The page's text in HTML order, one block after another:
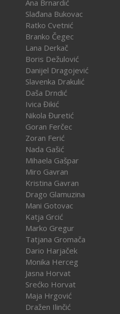
Ana Brnardić
Slađana Bukovac
Ratko Cvetnić
Branko Čegec
Lana Derkač
Boris Dežulović
Danijel Dragojević
Slavenka Drakulić
Daša Drndić
Ivica Đikić
Nikola Đuretić
Goran Ferčec
Zoran Ferić
Nada Gašić
Mihaela Gašpar
Miro Gavran
Kristina Gavran
Drago Glamuzina
Mani Gotovac
Katja Grcić
Marko Gregur
Tatjana Gromača
Dario Harjaček
Monika Herceg
Jasna Horvat
Srećko Horvat
Maja Hrgović
Dražen Ilinčić